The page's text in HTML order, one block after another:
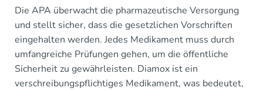
Die APA überwacht die pharmazeutische Versorgung
und stellt sicher, dass die gesetzlichen Vorschriften
eingehalten werden. Jedes Medikament muss durch
umfangreiche Prüfungen gehen, um die öffentliche
Sicherheit zu gewährleisten. Diamox ist ein
verschreibungspflichtiges Medikament, was bedeutet,